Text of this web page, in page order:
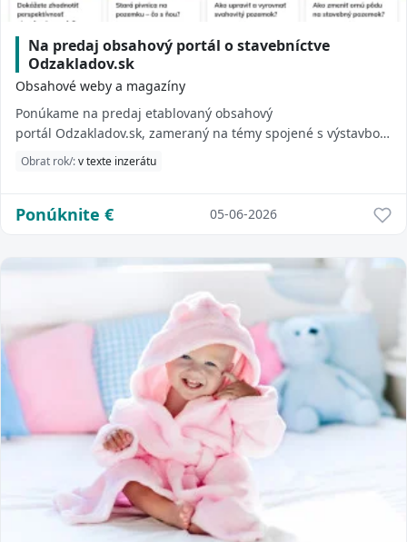
Na predaj obsahový portál o stavebníctve
Odzakladov.sk
Obsahové weby a magazíny
Ponúkame na predaj etablovaný obsahový
portál Odzakladov.sk, zameraný na témy spojené s výstavbou,
rekonštrukciou a bývaním. Web má vybudovanú stab...
Obrat rok/:v texte inzerátu
Ponúknite € 05-06-2026